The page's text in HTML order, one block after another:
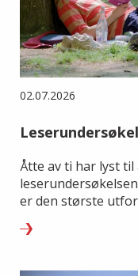
02.07.2026
Åtte av ti har lyst til
er den største